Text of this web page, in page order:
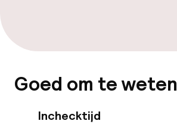
Goed om te weten
Inchecktijd